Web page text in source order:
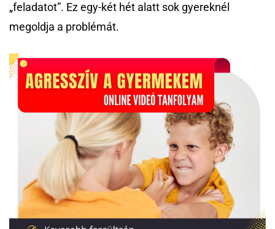
„feladatot”. Ez egy-két hét alatt sok gyereknél
megoldja a problémát.